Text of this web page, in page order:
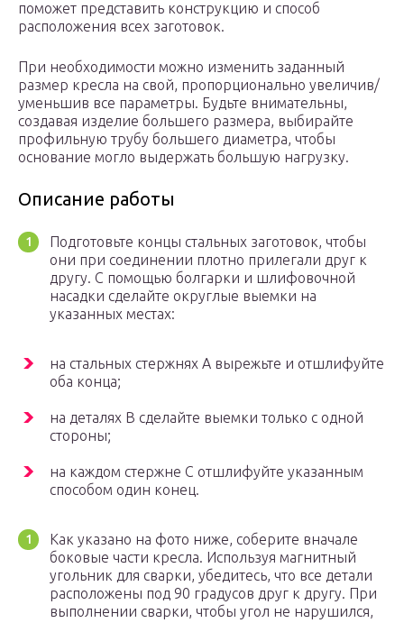
поможет представить конструкцию и способ
расположения всех заготовок.
При необходимости можно изменить заданный
размер кресла на свой, пропорционально увеличив/
уменьшив все параметры. Будьте внимательны,
создавая изделие большего размера, выбирайте
профильную трубу большего диаметра, чтобы
основание могло выдержать большую нагрузку.
Описание работы
Подготовьте концы стальных заготовок, чтобы
они при соединении плотно прилегали друг к
другу. С помощью болгарки и шлифовочной
насадки сделайте округлые выемки на
указанных местах:
на стальных стержнях A вырежьте и отшлифуйте
оба конца;
на деталях B сделайте выемки только с одной
стороны;
на каждом стержне C отшлифуйте указанным
способом один конец.
Как указано на фото ниже, соберите вначале
боковые части кресла. Используя магнитный
угольник для сварки, убедитесь, что все детали
расположены под 90 градусов друг к другу. При
выполнении сварки, чтобы угол не нарушился,